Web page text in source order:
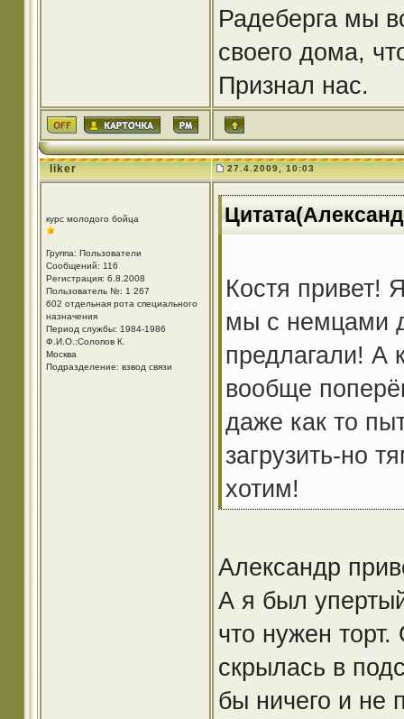
Радеберга мы
своего дома,
Признал нас.
liker 27.4.2009, 10:03
курс молодого бойца
Группа: Пользователи
Сообщений: 116
Регистрация: 6.8.2008
Пользователь №: 1 267
602 отдельная рота специального
назначения
Период службы: 1984-1986
Ф.И.О.:Солопов К.
Москва
Подразделение: взвод связи
Костя привет!
мы с немцами
предлагали! А
вообще
даже как то
загрузить-но
хотим!
Александр
А я был
что нужен
скрылась в
бы ничего и не